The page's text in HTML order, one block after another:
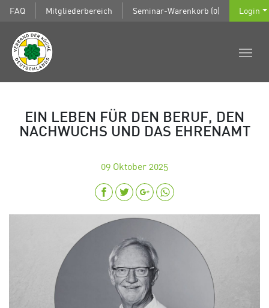
FAQ Mitgliederbereich Seminar-Warenkorb (0) Login
EIN LEBEN FÜR DEN BERUF, DEN
NACHWUCHS UND DAS EHRENAMT
09 Oktober 2025